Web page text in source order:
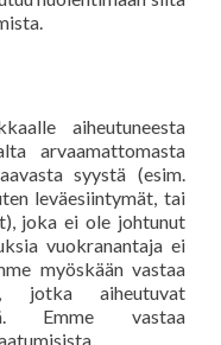
aiheutuneesta
arvaamattomasta
syystä (esim.
leväesiintymät, tai
joka ei ole johtunut
vuokranantaja ei
myöskään vastaa
jotka aiheutuvat
Emme vastaa